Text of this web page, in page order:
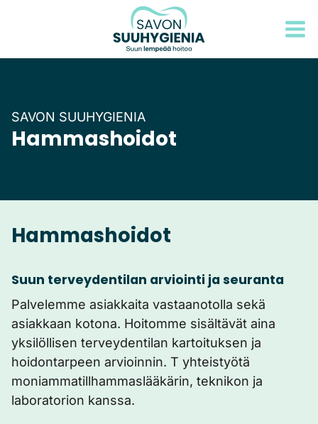
SAVON SUUHYGIENIA
Hammashoidot
Hammashoidot
Suun terveydentilan arviointi ja seuranta
Palvelemme asiakkaita vastaanotolla sekä
asiakkaan kotona. Hoitomme sisältävät aina
yksilöllisen terveydentilan kartoituksen ja
hoidontarpeen arvioinnin. T yhteistyötä
moniammatillhammaslääkärin, teknikon ja
laboratorion kanssa.